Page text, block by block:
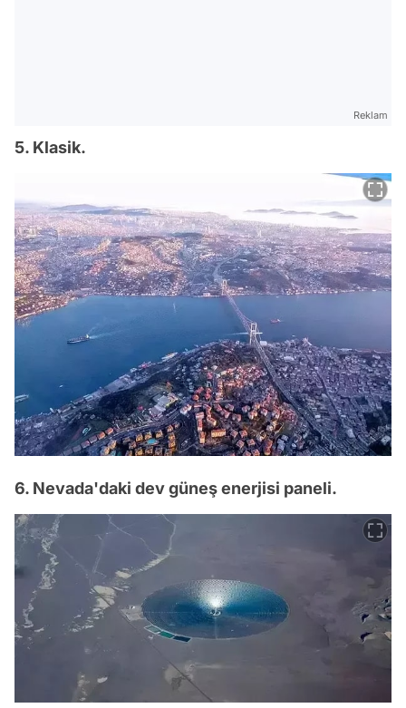
Reklam
5. Klasik.
6. Nevada'daki dev güneş enerjisi paneli.